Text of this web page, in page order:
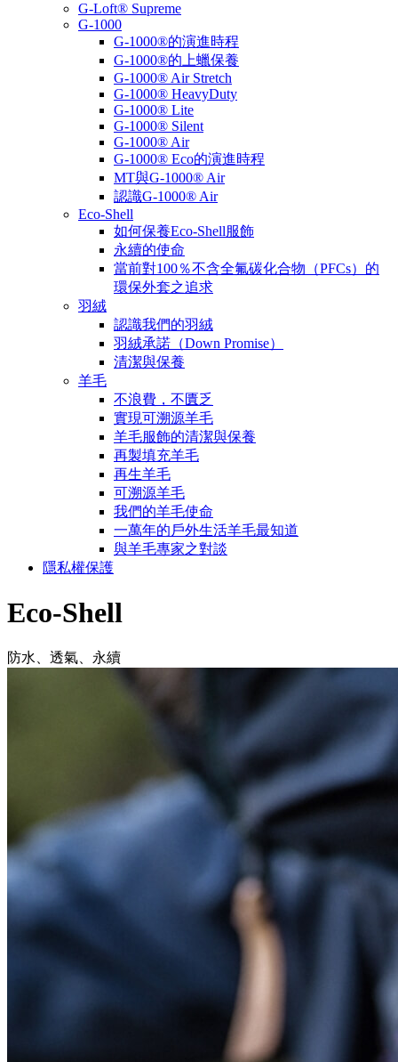
G-Loft® Supreme
G-1000
G-1000®的演進時程
G-1000®的上蠟保養
G-1000® Air Stretch
G-1000® HeavyDuty
G-1000® Lite
G-1000® Silent
G-1000® Air
G-1000® Eco的演進時程
MT與G-1000® Air
認識G-1000® Air
Eco-Shell
如何保養Eco-Shell服飾
永續的使命
當前對100％不含全氟碳化合物（PFCs）的
環保外套之追求
羽絨
認識我們的羽絨
羽絨承諾（Down Promise）
清潔與保養
羊毛
不浪費，不匱乏
實現可溯源羊毛
羊毛服飾的清潔與保養
再製填充羊毛
再生羊毛
可溯源羊毛
我們的羊毛使命
一萬年的戶外生活羊毛最知道
與羊毛專家之對談
隱私權保護
Eco-Shell
防水、透氣、永續